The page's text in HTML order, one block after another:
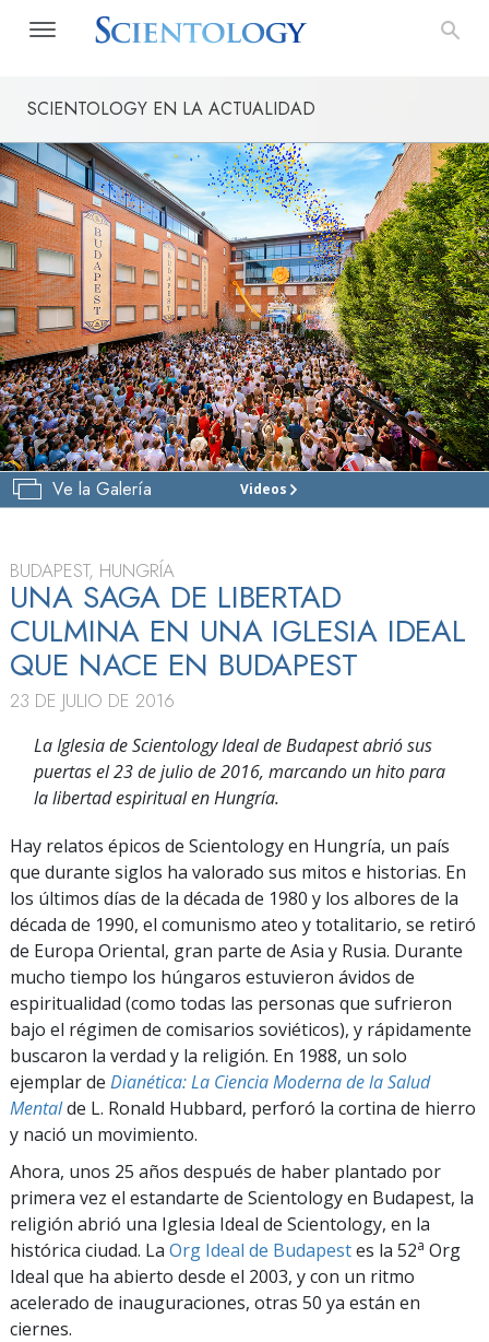
SCIENTOLOGY EN LA ACTUALIDAD
Ve la Galería Videos
IGLESIA
VISITAR
BUDAPEST, HUNGRÍA
UNA SAGA DE LIBERTAD
CULMINA EN UNA IGLESIA IDEAL
QUE NACE EN BUDAPEST
23 DE JULIO DE 2016
La Iglesia de Scientology Ideal de Budapest abrió sus
puertas el 23 de julio de 2016, marcando un hito para
la libertad espiritual en Hungría.
Hay relatos épicos de Scientology en Hungría, un país
que durante siglos ha valorado sus mitos e historias. En
los últimos días de la década de 1980 y los albores de la
década de 1990, el comunismo ateo y totalitario, se retiró
de Europa Oriental, gran parte de Asia y Rusia. Durante
mucho tiempo los húngaros estuvieron ávidos de
espiritualidad (como todas las personas que sufrieron
bajo el régimen de comisarios soviéticos), y rápidamente
buscaron la verdad y la religión. En 1988, un solo
ejemplar de Dianética: La Ciencia Moderna de la Salud
Mentalde L. Ronald Hubbard, perforó la cortina de hierro
y nació un movimiento.
Ahora, unos 25 años después de haber plantado por
primera vez el estandarte de Scientology en Budapest, la
religión abrió una Iglesia Ideal de Scientology, en la
histórica ciudad. La Org Ideal de Budapestes la 52a Org
Ideal que ha abierto desde el 2003, y con un ritmo
acelerado de inauguraciones, otras 50 ya están en
ciernes.